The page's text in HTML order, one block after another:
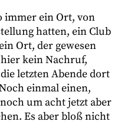
immer ein Ort, von
hatten, ein Club
Ort, der gewesen
kein Nachruf,
letzten Abende dort
einmal einen,
um acht jetzt aber
Es aber bloß nicht